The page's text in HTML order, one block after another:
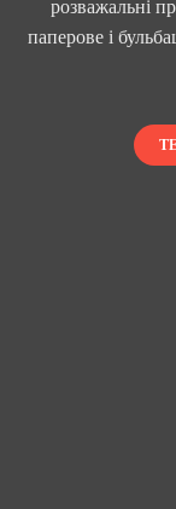
розважальні
паперове і